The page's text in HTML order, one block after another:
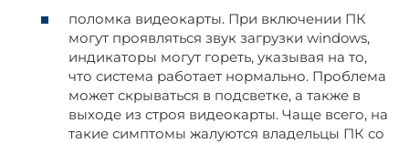
поломка видеокарты. При включении ПК
могут проявляться звук загрузки windows,
индикаторы могут гореть, указывая на то,
что система работает нормально. Проблема
может скрываться в подсветке, а также в
выходе из строя видеокарты. Чаще всего, на
такие симптомы жалуются владельцы ПК со